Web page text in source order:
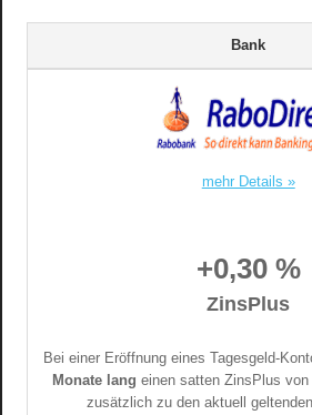
Bank
mehr Details »
+0,30 %
ZinsPlus
Bei einer Eröffnung eines Tagesgeld-
Monate lang einen satten ZinsPlus
zusätzlich zu den aktuell